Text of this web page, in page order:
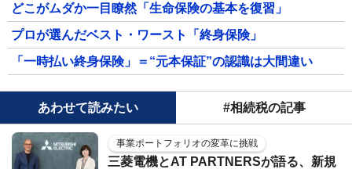
どこがムダか一目瞭然「生命保険の基本を復習」
プロが選んだベスト・ワースト「終身保険」
「一時払い終身保険」＝“元本保証”の認識は大間違い
あわせて読みたい #相続税の記事
事業ポートフォリオの変革に挑戦
三菱電機とAT PARTNERSが語る、新規